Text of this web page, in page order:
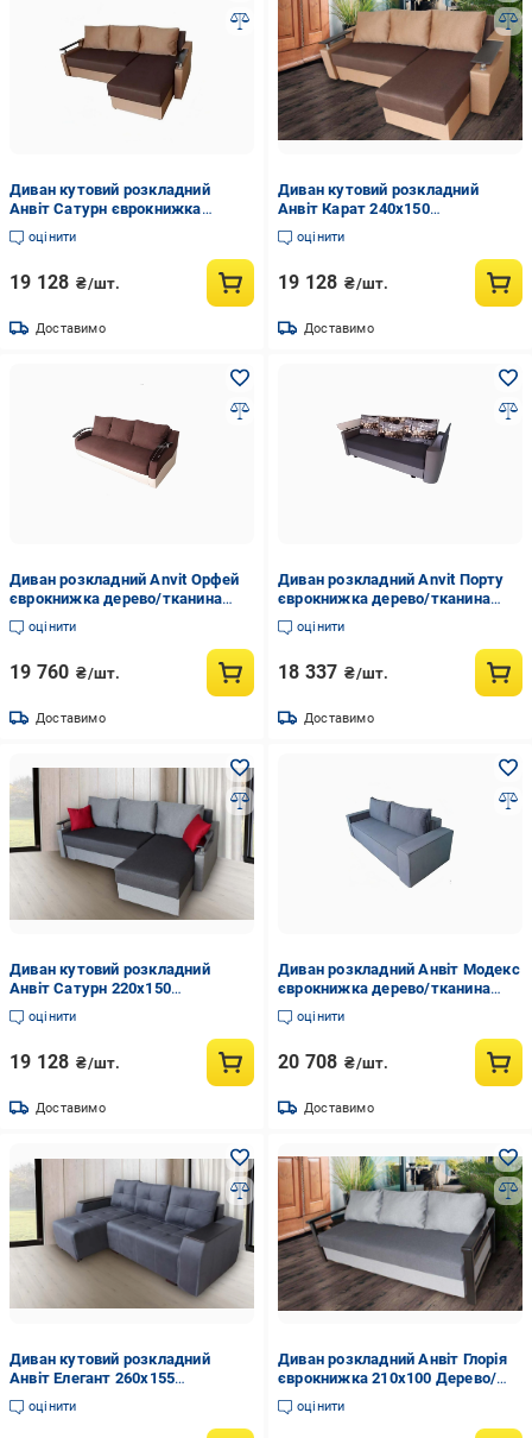
Диван кутовий розкладний
Анвіт Сатурн єврокнижка
дерево/тканина 220х150 см
Коричневий
оцінити
19 128 ₴/шт.
Доставимо
Диван кутовий розкладний
Анвіт Карат 240х150
єврокнижка Дерево/Тканина
Епіка Темно-коричневий/
оцінити
19 128 ₴/шт.
Доставимо
Диван розкладний Anvit Орфей
єврокнижка дерево/тканина
ягуар 2200х100 см Шоколад/
Айворі
оцінити
19 760 ₴/шт.
Доставимо
Диван розкладний Anvit Порту
єврокнижка дерево/тканина
230х100 см Темно-сірий/Сталь
оцінити
18 337 ₴/шт.
Доставимо
Диван кутовий розкладний
Анвіт Сатурн 220х150
єврокнижка Дерево/Тканина
колір Темно-сірий/Сірий
оцінити
19 128 ₴/шт.
Доставимо
Диван розкладний Анвіт Модекс
єврокнижка дерево/тканина
ягуар 240х100 см Сірий
оцінити
20 708 ₴/шт.
Доставимо
Диван кутовий розкладний
Анвіт Елегант 260х155
єврокнижка Дерево/Тканина
Ягуар колір Графіт
оцінити
Диван розкладний Анвіт Глорія
єврокнижка 210х100 Дерево/
Тканина Саванна колір Сірий
оцінити